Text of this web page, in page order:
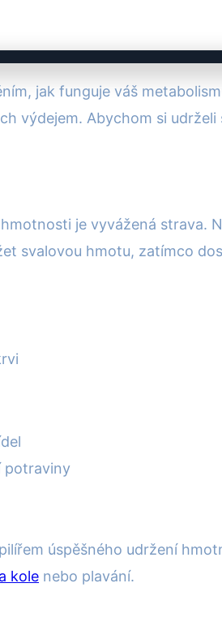
jak funguje váš
výdejem. Abychom si
je vyvážená strava.
svalovou hmotu, zatímco
potraviny
úspěšného udržení
kole nebo plavání.